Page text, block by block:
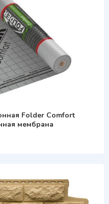
Folder Comfort
мембрана